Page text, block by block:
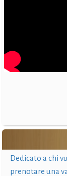
Dedicato a chi
prenotare una